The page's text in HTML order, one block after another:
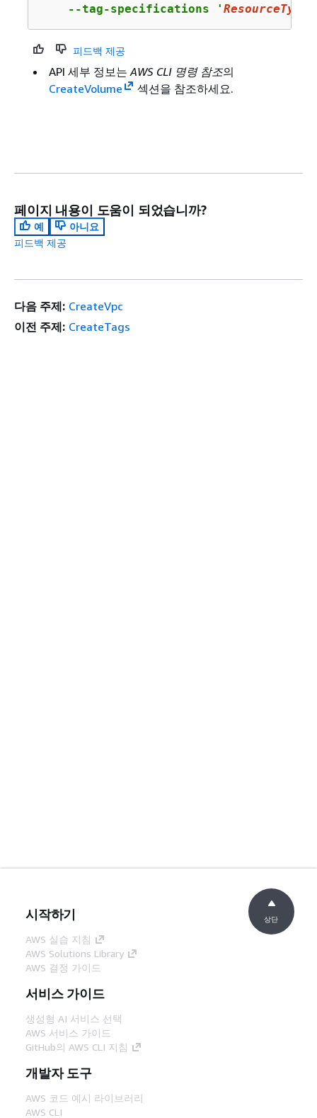
    --tag-specifications '
ResourceType
피드백 제공
API 세부 정보는AWS CLI 명령 참조의
CreateVolume
섹션을 참조하세요.
페이지 내용이 도움이 되었습니까?
예
아니요
피드백 제공
다음 주제: CreateVpc
이전 주제: CreateTags
시작하기
AWS 실습 지침
AWS Solutions Library
AWS 결정 가이드
서비스 가이드
생성형 AI 서비스 선택
AWS 서비스 가이드
GitHub의 AWS CLI 지침
개발자 도구
AWS 코드 예시 라이브러리
AWS CLI
상단